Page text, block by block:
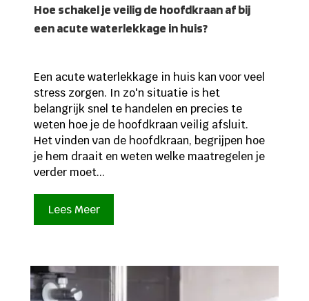
Hoe schakel je veilig de hoofdkraan af bij
een acute waterlekkage in huis?
Een acute waterlekkage in huis kan voor veel
stress zorgen. In zo'n situatie is het
belangrijk snel te handelen en precies te
weten hoe je de hoofdkraan veilig afsluit.
Het vinden van de hoofdkraan, begrijpen hoe
je hem draait en weten welke maatregelen je
verder moet...
Lees Meer